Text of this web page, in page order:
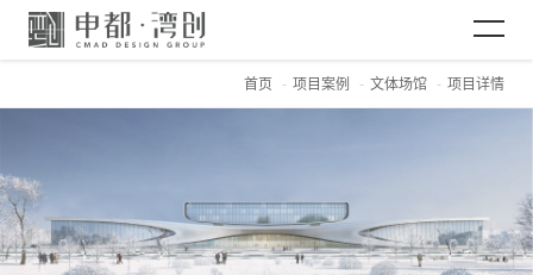
网站首页
关于CMAD
项目案例
首页 项目案例 文体场馆 项目详情